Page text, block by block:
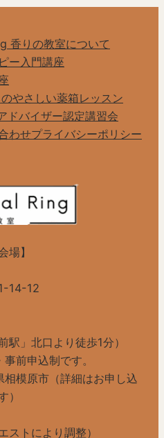
香りの教室について
ー入門講座
やさしい薬箱レッスン
ドバイザー認定講習会
わせプライバシーポリシー
場】
14-12
駅」北口より徒歩1分）
前申込制です。
模原市（詳細はお申し込
）
ストにより調整）